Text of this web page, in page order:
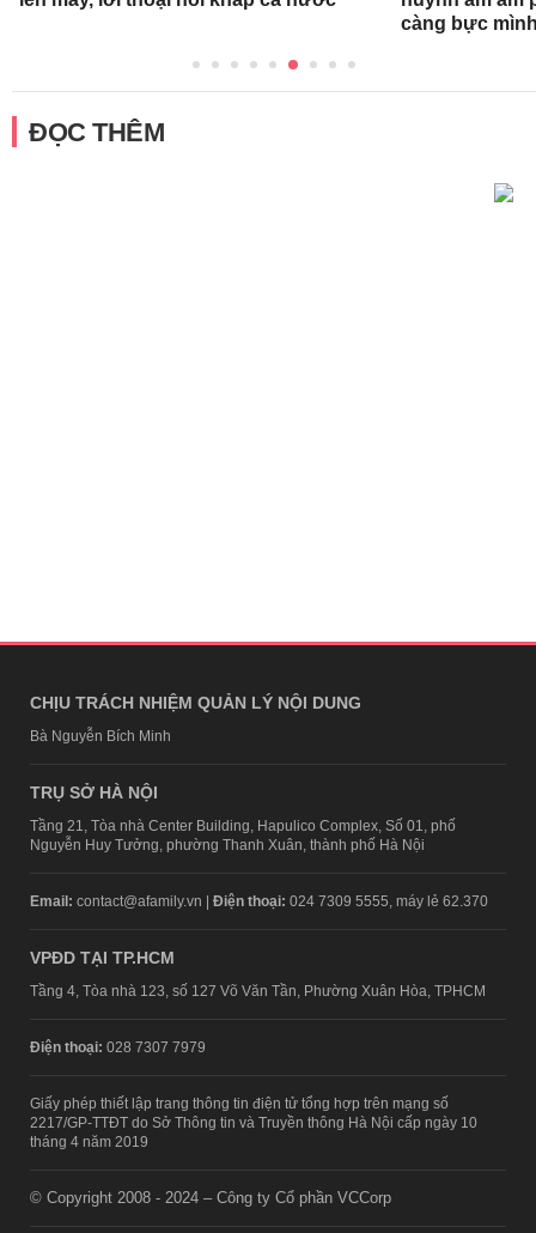
càng bực
ĐỌC THÊM
CHỊU TRÁCH NHIỆM QUẢN LÝ NỘI DUNG
Bà Nguyễn Bích Minh
TRỤ SỞ HÀ NỘI
Tầng 21, Tòa nhà Center Building, Hapulico Complex, Số 01, phố
Nguyễn Huy Tưởng, phường Thanh Xuân, thành phố Hà Nội
Email: contact@afamily.vn | Điện thoại: 024 7309 5555, máy lẻ 62.370
VPĐD TẠI TP.HCM
Tầng 4, Tòa nhà 123, số 127 Võ Văn Tần, Phường Xuân Hòa, TPHCM
Điện thoại: 028 7307 7979
Giấy phép thiết lập trang thông tin điện tử tổng hợp trên mạng số
2217/GP-TTĐT do Sở Thông tin và Truyền thông Hà Nội cấp ngày 10
tháng 4 năm 2019
© Copyright 2008 - 2024 – Công ty Cổ phần VCCorp